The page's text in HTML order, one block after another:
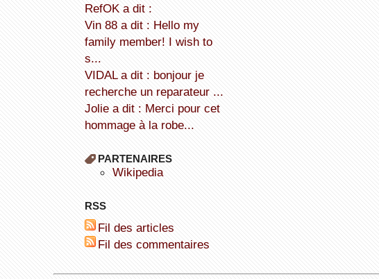
refOK a dit :
Vin 88 a dit : Hello my
family member! I wish to
s...
VIDAL a dit : bonjour je
recherche un reparateur ...
Jolie a dit : Merci pour cet
hommage à la robe...
PARTENAIRES
wikipedia
RSS
Fil des articles
Fil des commentaires